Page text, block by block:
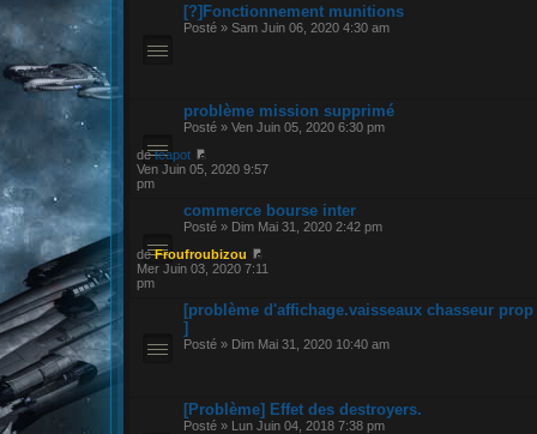
[?]Fonctionnement munitions
Posté » Sam Juin 06, 2020 4:30 am
problème mission supprimé
Posté » Ven Juin 05, 2020 6:30 pm
deteapot
Ven Juin 05, 2020 9:57
pm
commerce bourse inter
Posté » Dim Mai 31, 2020 2:42 pm
deFroufroubizou
Mer Juin 03, 2020 7:11
pm
[problème d'affichage.vaisseaux chasseur prop
]
Posté » Dim Mai 31, 2020 10:40 am
[Problème] Effet des destroyers.
Posté » Lun Juin 04, 2018 7:38 pm